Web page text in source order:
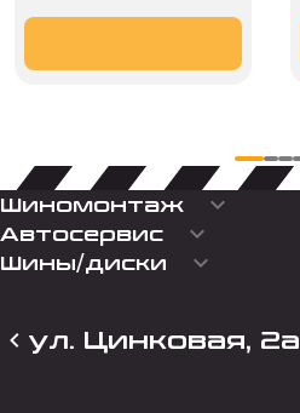
Шиномонтаж keyboard_arrow_down
Автосервис keyboard_arrow_down
Шины/диски keyboard_arrow_down
ул. Цинковая, 2а